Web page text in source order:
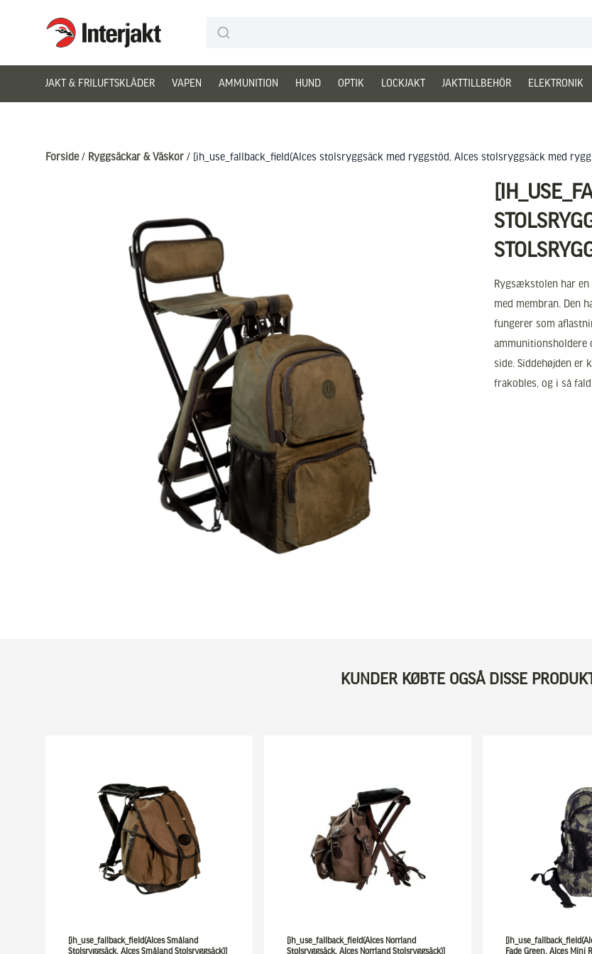
Interjakt DK
JAKT & FRILUFTSKLÄDER VAPEN AMMUNITION HUND OPTIK LOCKJAKT JAKTTILLBEHÖR ELEKTRONIK
Forside/ Ryggsäckar & Väskor / [ih_use_fallback_field(Alces stolsryggsäck med ryggstöd, Alces stolsryggsäck med
Rygsækstolen har
med membran. Den
fungerer som
ammunitionsholdere
side. Siddehøjden er
frakobles, og i så
KUNDER KØBTE OGSÅ DISSE
[ih_use_fallback_field(Alces Småland
Stolsryggsäck, Alces Småland Stolsryggsäck)]
[ih_use_fallback_field(Alces Norrland
Stolsryggsäck, Alces Norrland Stolsryggsäck)]
Fade Green, Alces Mini